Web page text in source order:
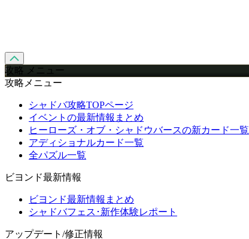
攻略 メニュー
攻略メニュー
シャドバ攻略TOPページ
イベントの最新情報まとめ
ヒーローズ・オブ・シャドウバースの新カード一覧
アディショナルカード一覧
全パズル一覧
ビヨンド最新情報
ビヨンド最新情報まとめ
シャドバフェス･新作体験レポート
アップデート/修正情報